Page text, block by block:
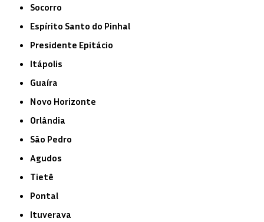
Socorro
Espírito Santo do Pinhal
Presidente Epitácio
Itápolis
Guaíra
Novo Horizonte
Orlândia
São Pedro
Agudos
Tietê
Pontal
Ituverava